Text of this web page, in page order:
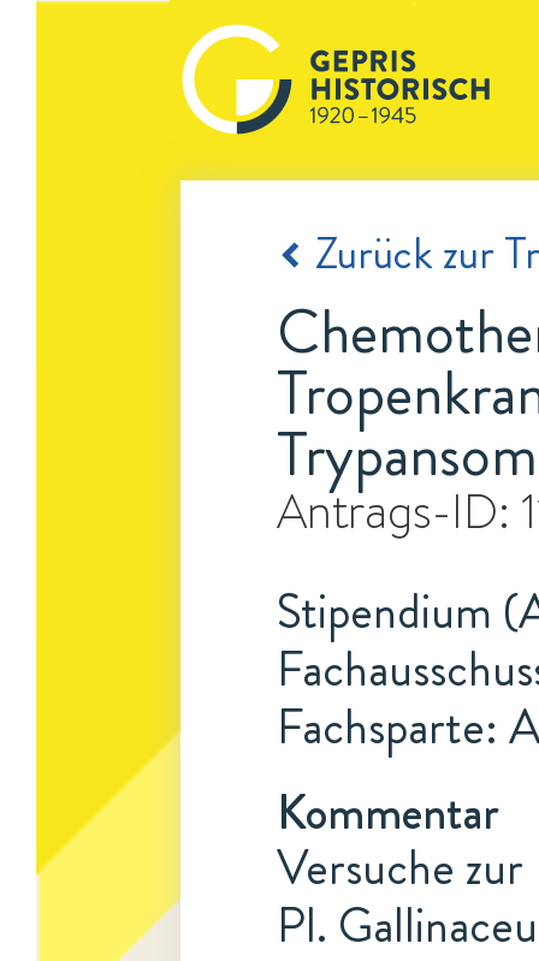
Zurück zur
Antrags-ID:
Stipendium
Fachsparte:
Kommentar
Versuche
Pl.